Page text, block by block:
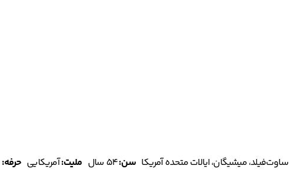
ساوت‌فیلد، میشیگان، ایالات متحده آمریکاسن:۵۴ سال ملیت:آمریکاییحرفه: